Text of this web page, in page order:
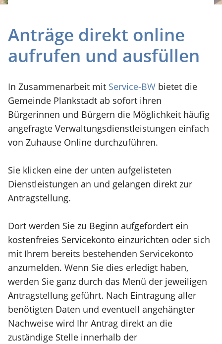
Anträge direkt online
aufrufen und ausfüllen
In Zusammenarbeit mit Service-BW bietet die
Gemeinde Plankstadt ab sofort ihren
Bürgerinnen und Bürgern die Möglichkeit häufig
angefragte Verwaltungsdienstleistungen einfach
von Zuhause Online durchzuführen.
Sie klicken eine der unten aufgelisteten
Dienstleistungen an und gelangen direkt zur
Antragstellung.
Dort werden Sie zu Beginn aufgefordert ein
kostenfreies Servicekonto einzurichten oder sich
mit Ihrem bereits bestehenden Servicekonto
anzumelden. Wenn Sie dies erledigt haben,
werden Sie ganz durch das Menü der jeweiligen
Antragstellung geführt. Nach Eintragung aller
benötigten Daten und eventuell angehängter
Nachweise wird Ihr Antrag direkt an die
zuständige Stelle innerhalb der